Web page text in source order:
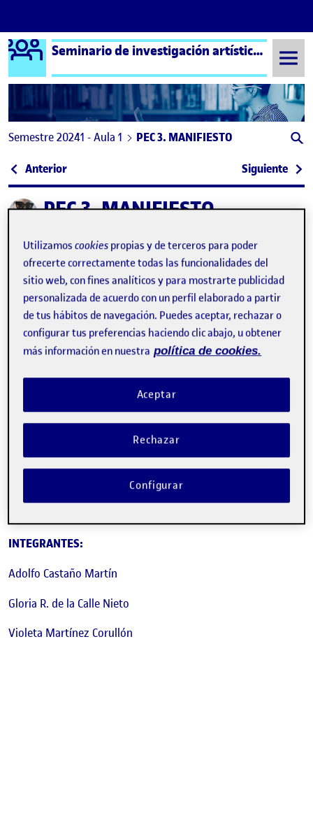
Saltar al contenido
Logo Ágora Seminario de investigación artística – Aula 1
Semestre 20241 - Aula 1 PEC 3. MANIFIESTO
Navegación de entradas
Anterior: PEC3 MANIFIESTO Siguiente:
Publicado porPEC 3. MANIFIESTO
Visibilidad:
Pública -Fecha de publicación
29 Dic 202423 septiembre, 2025 7:29 pm
-comentarioen PEC 3. MANIFIESTO
GRUPO: MANIFIESTO «INVESTIG-ARTE»
INTEGRANTES:
Adolfo Castaño Martín
Gloria R. de la Calle Nieto
Violeta Martínez Corullón
Utilizamoscookies propias y de terceros para poder
ofrecerte correctamente todas las funcionalidades del
sitio web, con fines analíticos y para mostrarte publicidad
personalizada de acuerdo con un perfil elaborado a partir
de tus hábitos de navegación. Puedes aceptar, rechazar o
configurar tus preferencias haciendo clic abajo, u obtener
más información en nuestra política de cookies.
Rechazar
Aceptar
Configurar